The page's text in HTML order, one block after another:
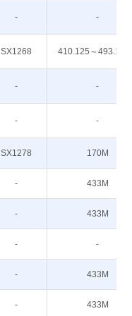
- -
SX1268 410.125～
- -
- -
SX1278 170M
- 433M
- 433M
- -
- 433M
- 433M